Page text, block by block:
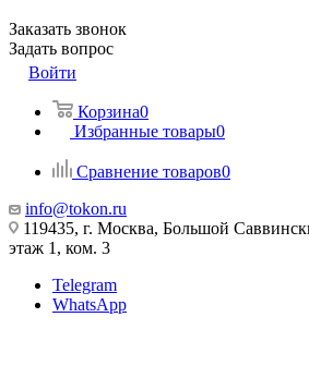
Заказать звонок
Задать вопрос
Войти
Корзина0
Избранные товары0
Сравнение товаров0
info@tokon.ru
119435, г. Москва, Большой
этаж 1, ком. 3
Telegram
WhatsApp